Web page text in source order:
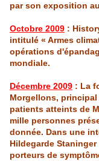
par son exposition
Octobre 2009 :
intitulé « Armes
opérations
mondiale.
Décembre 2009 : La
Morgellons,
patients atteints de
mille personnes
donnée. Dans une
Hildegarde Staninger
porteurs de